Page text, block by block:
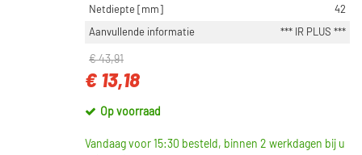
Netdiepte [mm]
42
Aanvullende informatie
*** IR PLUS ***
€ 43,91
€ 13,18
Op voorraad
Vandaag voor 15:30 besteld, binnen 2 werkdagen bij u